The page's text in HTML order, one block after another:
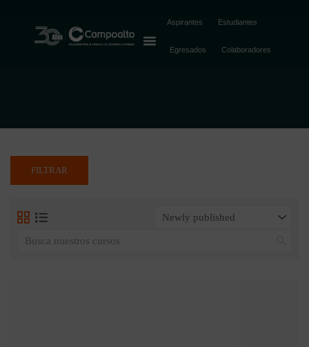
Aspirantes Estudiantes
Egresados Colaboradores
foundation
FILTRAR